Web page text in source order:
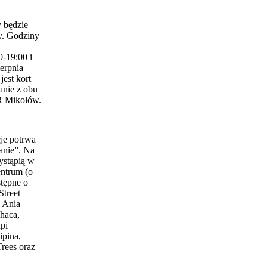
będzie
Godziny
19:00 i
kort
z obu
Mikołów.
potrwa
Na
w
(o
o
Ania
oraz